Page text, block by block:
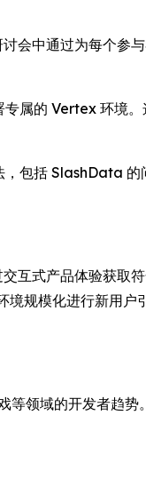
会中通过为每个参
属的 Vertex 环境。
包括 SlashData 的
互式产品体验获取
规模化进行新用户
等领域的开发者趋势